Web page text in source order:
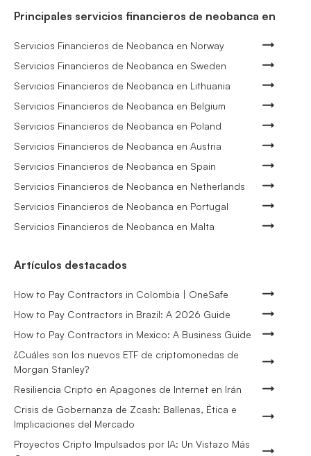
Principales servicios financieros de neobanca en
Servicios Financieros de Neobanca en Norway
Servicios Financieros de Neobanca en Sweden
Servicios Financieros de Neobanca en Lithuania
Servicios Financieros de Neobanca en Belgium
Servicios Financieros de Neobanca en Poland
Servicios Financieros de Neobanca en Austria
Servicios Financieros de Neobanca en Spain
Servicios Financieros de Neobanca en Netherlands
Servicios Financieros de Neobanca en Portugal
Servicios Financieros de Neobanca en Malta
Artículos destacados
How to Pay Contractors in Colombia | OneSafe
How to Pay Contractors in Brazil: A 2026 Guide
How to Pay Contractors in Mexico: A Business Guide
¿Cuáles son los nuevos ETF de criptomonedas de
Morgan Stanley?
Resiliencia Cripto en Apagones de Internet en Irán
Crisis de Gobernanza de Zcash: Ballenas, Ética e
Implicaciones del Mercado
Proyectos Cripto Impulsados por IA: Un Vistazo Más